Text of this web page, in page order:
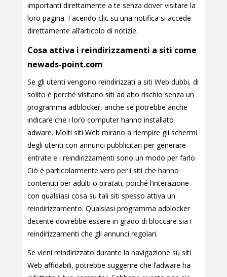
importanti direttamente a te senza dover visitare la
loro pagina. Facendo clic su una notifica si accede
direttamente all’articolo di notizie.
Cosa attiva i reindirizzamenti a siti come
newads-point.com
Se gli utenti vengono reindirizzati a siti Web dubbi, di
solito è perché visitano siti ad alto rischio senza un
programma adblocker, anche se potrebbe anche
indicare che i loro computer hanno installato
adware. Molti siti Web mirano a riempire gli schermi
degli utenti con annunci pubblicitari per generare
entrate e i reindirizzamenti sono un modo per farlo.
Ciò è particolarmente vero per i siti che hanno
contenuti per adulti o piratati, poiché l’interazione
con qualsiasi cosa su tali siti spesso attiva un
reindirizzamento. Qualsiasi programma adblocker
decente dovrebbe essere in grado di bloccare sia i
reindirizzamenti che gli annunci regolari.
Se vieni reindirizzato durante la navigazione su siti
Web affidabili, potrebbe suggerire che l’adware ha